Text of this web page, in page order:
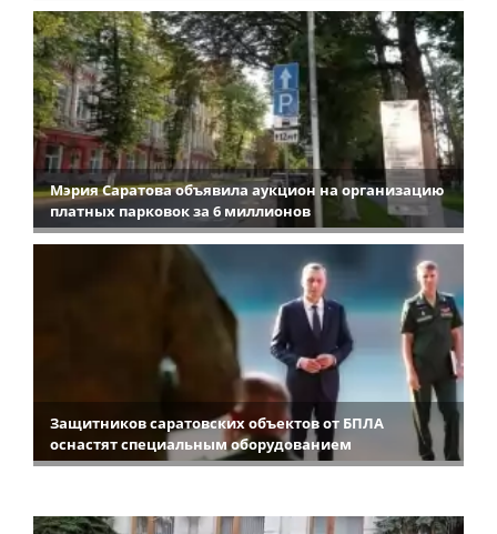
Мэрия Саратова объявила аукцион на организацию
платных парковок за 6 миллионов
Защитников саратовских объектов от БПЛА
оснастят специальным оборудованием